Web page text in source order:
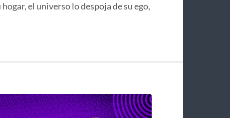
el universo lo despoja de su ego,